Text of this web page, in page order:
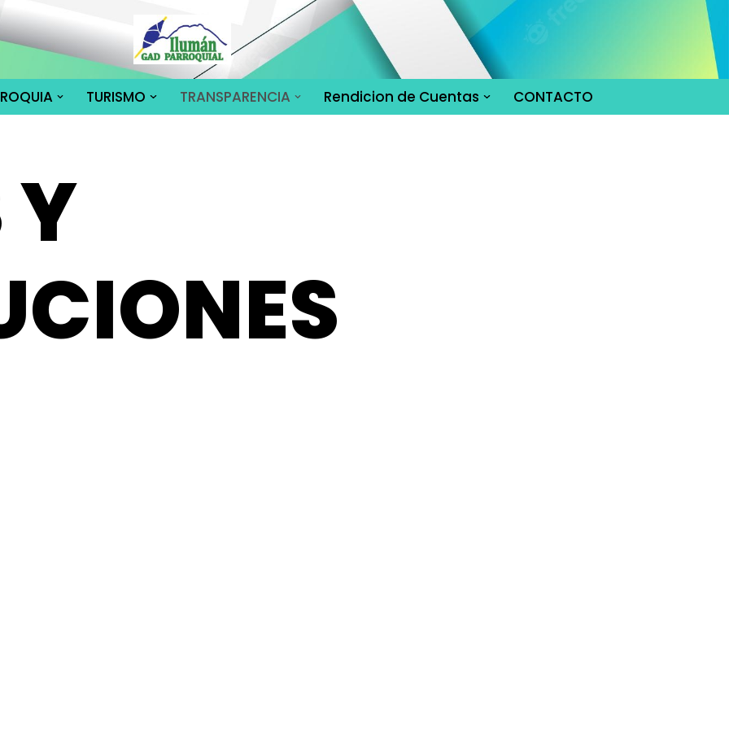
TURISMO TRANSPARENCIA Rendicion de Cuentas CONTACTO